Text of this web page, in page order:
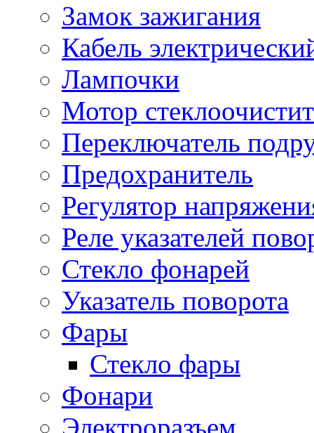
Замок зажигания
Кабель
Лампочки
Мотор
Переключатель
Предохранитель
Регулятор
Реле указателей
Стекло фонарей
Указатель поворота
Фары
Стекло фары
Фонари